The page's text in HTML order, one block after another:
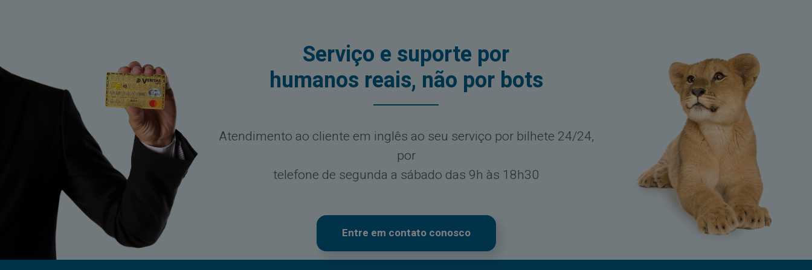
Serviço e suporte por
humanos reais, não por bots
Atendimento ao cliente em inglês ao seu serviço por bilhete 24/24,
por
telefone de segunda a sábado das 9h às 18h30
Entre em contato conosco